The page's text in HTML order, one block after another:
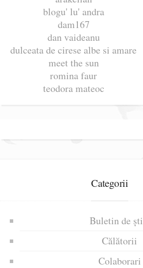
blogu' lu' andra
dam167
dan vaideanu
dulceata de cirese albe si amare
meet the sun
romina faur
teodora mateoc
Categorii
Buletin de
Călătorii
Colaborari